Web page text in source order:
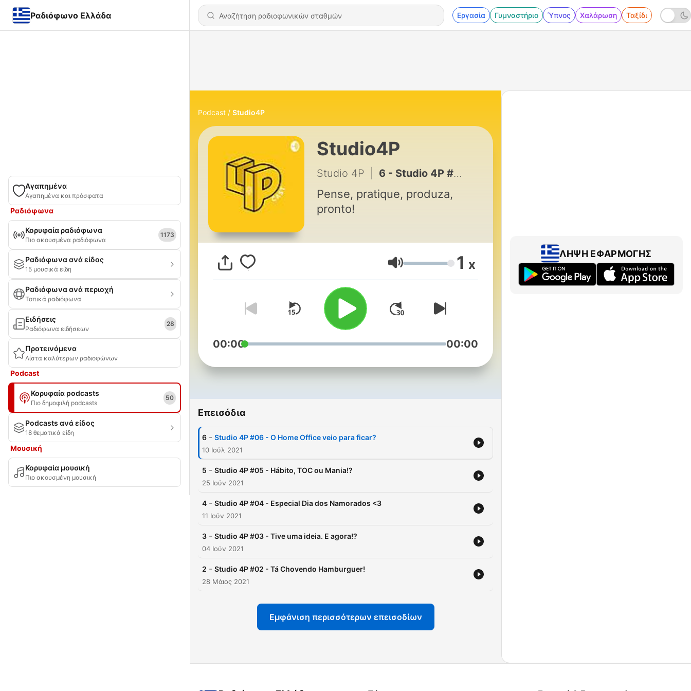
Ραδιόφωνο Ελλάδα Εργασία Γυμναστήριο Ύπνος Χαλάρωση Ταξίδι
Αγαπημένα
Αγαπημένα και πρόσφατα
Ραδιόφωνα
Κορυφαία ραδιόφωνα
Πιο ακουσμένα ραδιόφωνα
1173
Ραδιόφωνα ανά είδος
15 μουσικά είδη
Ραδιόφωνα ανά περιοχή
Τοπικά ραδιόφωνα
Ειδήσεις
Ραδιόφωνα ειδήσεων
28
Προτεινόμενα
Λίστα καλύτερων ραδιοφώνων
Podcast
Κορυφαία podcasts
Πιο δημοφιλή podcasts
50
Podcasts ανά είδος
18 θεματικά είδη
Μουσική
Κορυφαία μουσική
Πιο ακουσμένη μουσική
Podcast Studio4P
Studio4P
Studio 4P 6 - Studio 4P #06 - O Home Office veio para ficar?
Pense, pratique, produza,
pronto!
Ένταση 1 x
00:00 00:00
Επεισόδια
6 - Studio 4P #06 - O Home Office veio para ficar?
10 Ιούλ 2021
5 - Studio 4P #05 - Hábito, TOC ou Mania!?
25 Ιούν 2021
4 - Studio 4P #04 - Especial Dia dos Namorados <3
11 Ιούν 2021
3 - Studio 4P #03 - Tive uma ideia. E agora!?
04 Ιούν 2021
2 - Studio 4P #02 - Tá Chovendo Hamburguer!
28 Μάιος 2021
Εμφάνιση περισσότερων επεισοδίων
ΛΉΨΗ ΕΦΑΡΜΟΓΉΣ